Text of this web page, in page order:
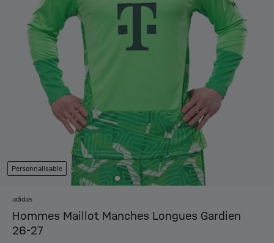
Personnalisable
adidas
Hommes Maillot Manches Longues Gardien
26-27